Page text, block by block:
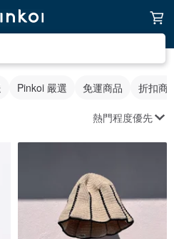
Pinkoi 嚴選 免運商品 折扣商
熱門程度優先